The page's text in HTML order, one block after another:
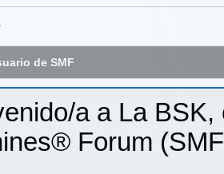
de SMF
a a La
Forum